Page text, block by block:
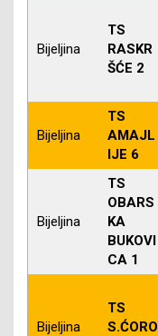
Bijeljina
TS
RASKR
ŠĆE 2
Bijeljina
TS
AMAJL
IJE 6
Bijeljina
TS
OBARS
KA
BUKOVI
CA 1
Bijeljina
TS
S.ĆORO